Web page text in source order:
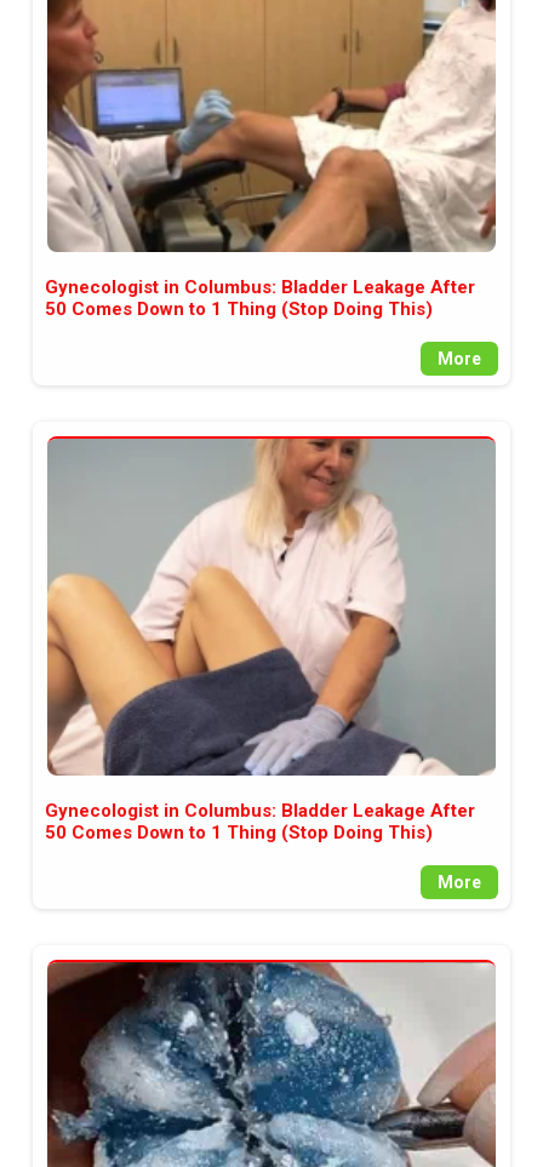
Gynecologist in Columbus: Bladder Leakage After
50 Comes Down to 1 Thing (Stop Doing This)
More
Gynecologist in Columbus: Bladder Leakage After
50 Comes Down to 1 Thing (Stop Doing This)
More